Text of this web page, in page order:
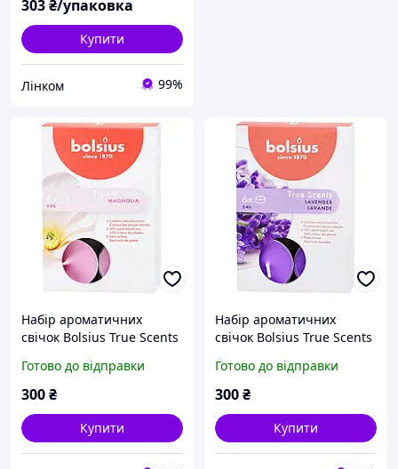
303₴/упаковка
Купити
Лінком 99%
Набір ароматичних
свічок Bolsius True Scents
год горіння, бавовняний
гніт
Готово до відправки
300₴
Купити
Набір ароматичних
свічок Bolsius True Scents
лаванди, свічки для
релаксу та дому
Готово до відправки
300₴
Купити